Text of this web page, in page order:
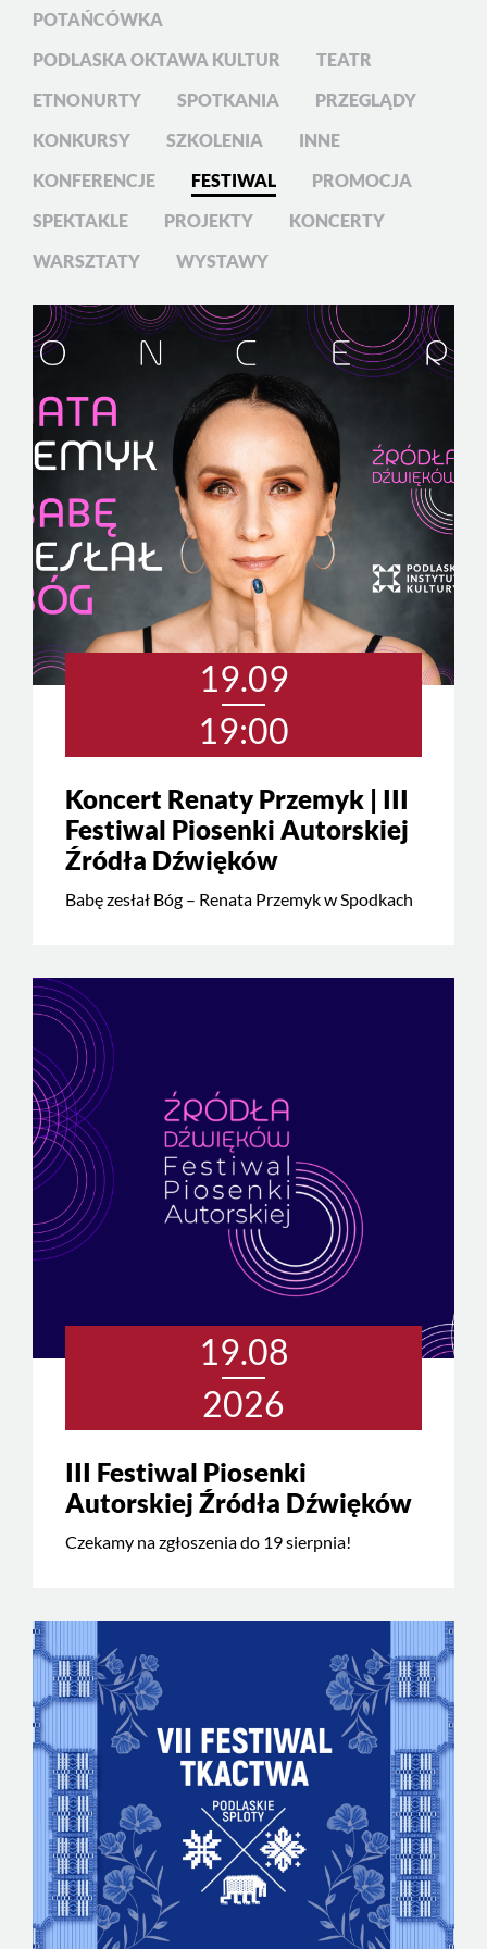
POTAŃCÓWKA
PODLASKA OKTAWA KULTUR
TEATR
ETNONURTY
SPOTKANIA
PRZEGLĄDY
KONKURSY
SZKOLENIA
INNE
KONFERENCJE
FESTIWAL
PROMOCJA
SPEKTAKLE
PROJEKTY
KONCERTY
WARSZTATY
WYSTAWY
19.09
19:00
Koncert Renaty Przemyk | III
Festiwal Piosenki Autorskiej
Źródła Dźwięków
Babę zesłał Bóg – Renata Przemyk w Spodkach
19.08
2026
III Festiwal Piosenki
Autorskiej Źródła Dźwięków
Czekamy na zgłoszenia do 19 sierpnia!